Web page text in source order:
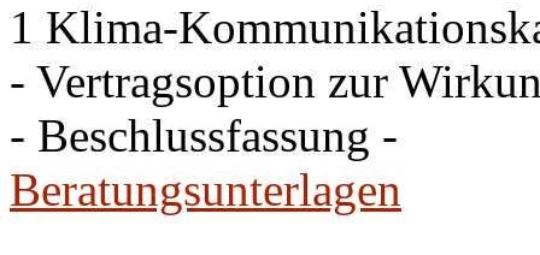
1 Klima-
- Vertragsoption zur
- Beschlussfassung -
Beratungsunterlagen